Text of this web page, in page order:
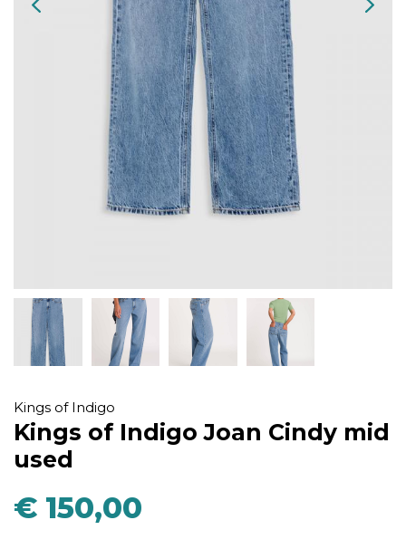
Kings of Indigo
Kings of Indigo Joan Cindy mid
used
€ 150,00